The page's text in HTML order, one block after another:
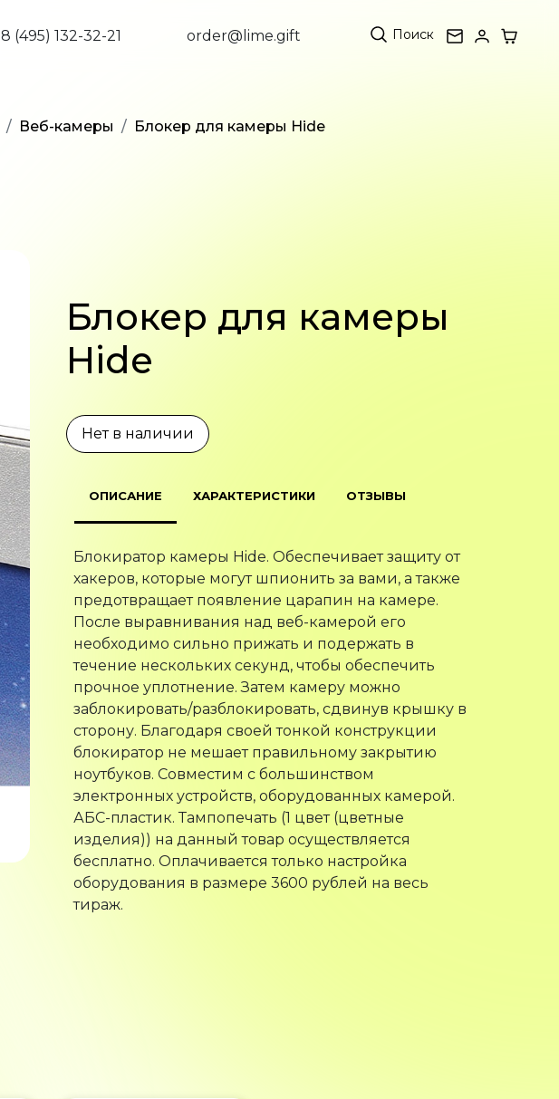
8 (495) 132-32-21 order@lime.gift Поиск
Веб-камеры Блокер для камеры Hide
Блокер для камеры
Hide
Нет в наличии
ОПИСАНИЕ ХАРАКТЕРИСТИКИ ОТЗЫВЫ
Блокиратор камеры Hide. Обеспечивает защиту от
хакеров, которые могут шпионить за вами, а также
предотвращает появление царапин на камере.
После выравнивания над веб-камерой его
необходимо сильно прижать и подержать в
течение нескольких секунд, чтобы обеспечить
прочное уплотнение. Затем камеру можно
заблокировать/разблокировать, сдвинув крышку в
сторону. Благодаря своей тонкой конструкции
блокиратор не мешает правильному закрытию
ноутбуков. Совместим с большинством
электронных устройств, оборудованных камерой.
АБС-пластик. Тампопечать (1 цвет (цветные
изделия)) на данный товар осуществляется
бесплатно. Оплачивается только настройка
оборудования в размере 3600 рублей на весь
тираж.